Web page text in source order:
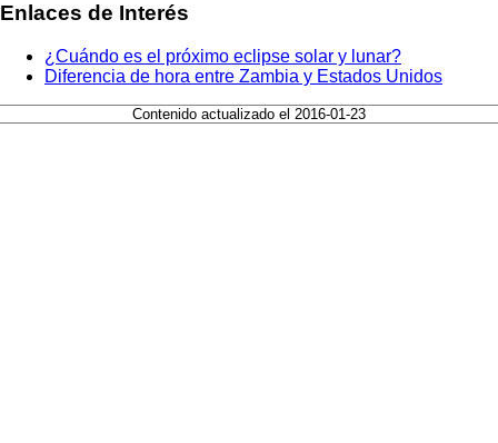
Enlaces de Interés
¿Cuándo es el próximo eclipse solar y lunar?
Diferencia de hora entre Zambia y Estados Unidos
Contenido actualizado el 2016-01-23